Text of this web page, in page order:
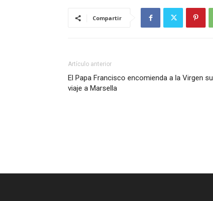
Compartir
Artículo anterior
El Papa Francisco encomienda a la Virgen su
viaje a Marsella